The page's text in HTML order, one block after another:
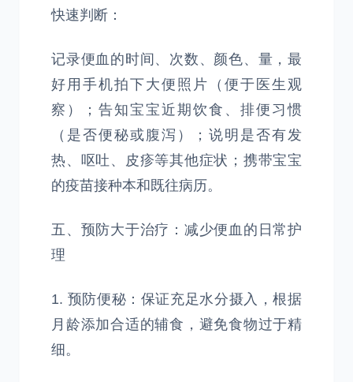
快速判断：
记录便血的时间、次数、颜色、量，最
好用手机拍下大便照片（便于医生观
察）；告知宝宝近期饮食、排便习惯
（是否便秘或腹泻）；说明是否有发
热、呕吐、皮疹等其他症状；携带宝宝
的疫苗接种本和既往病历。
五、预防大于治疗：减少便血的日常护
理
1. 预防便秘：保证充足水分摄入，根据
月龄添加合适的辅食，避免食物过于精
细。